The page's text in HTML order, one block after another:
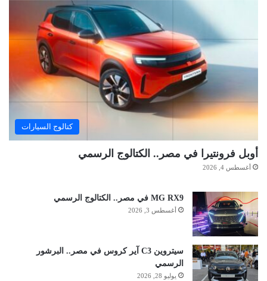
كتالوج السيارات
أوبل فرونتيرا في مصر.. الكتالوج الرسمي
أغسطس 4, 2026
MG RX9 في مصر.. الكتالوج الرسمي
أغسطس 3, 2026
سيتروين C3 آير كروس في مصر.. البرشور
الرسمي
يوليو 28, 2026